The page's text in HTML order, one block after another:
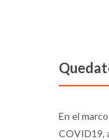
En el
COVID19,